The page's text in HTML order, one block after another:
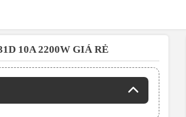
10A 2200W GIÁ RẺ